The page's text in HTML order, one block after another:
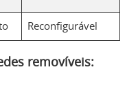
Reconfigurável
removíveis: